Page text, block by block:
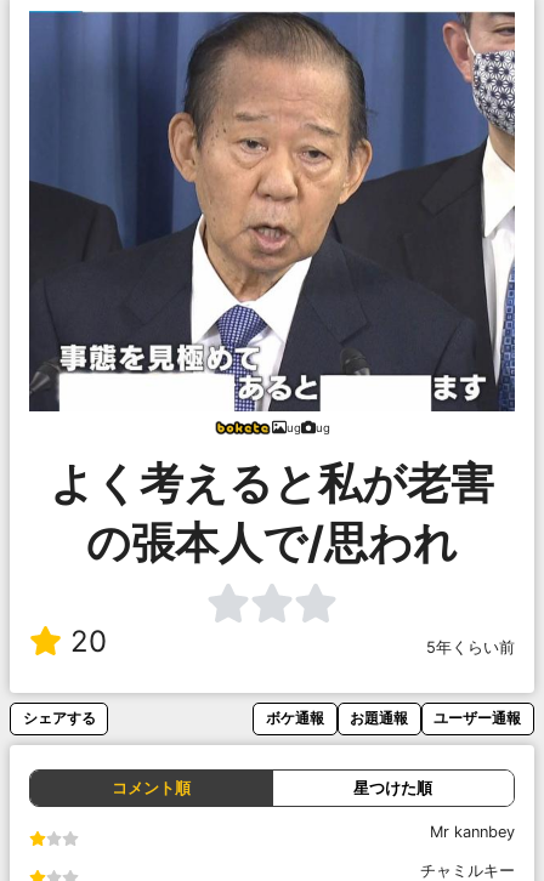
ug ug
よく考えると私が老害
の張本人で/思われ
20 5年くらい前
シェアする ボケ通報 お題通報 ユーザー通報
コメント順 星つけた順
Mr kannbey
チャミルキー